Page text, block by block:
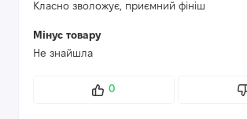
Класно зволожує, приємний фініш
Мінус товару
Не знайшла
0